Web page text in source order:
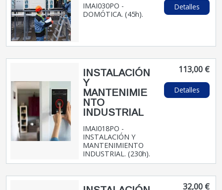
IMAI030PO -
DOMÓTICA. (45h).
Detalles
INSTALACIÓN
Y
MANTENIMIE
NTO
INDUSTRIAL
IMAI018PO -
INSTALACIÓN Y
MANTENIMIENTO
INDUSTRIAL. (230h).
113,00 €
Detalles
32,00 €